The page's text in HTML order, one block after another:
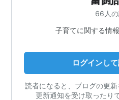
66人
子育てに関する情
ログインし
読者になると、ブログの更新
更新通知を受け取ったり